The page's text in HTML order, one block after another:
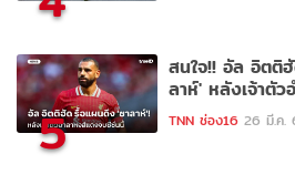
5
สนใจ!! อัล อิตติ
ลาห์' หลังเจ้าตั
TNN ช่อง16 26 มี.ค.